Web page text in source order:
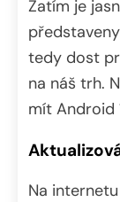
Zatím je
představeny
tedy dost
na náš trh.
mít Android
Na